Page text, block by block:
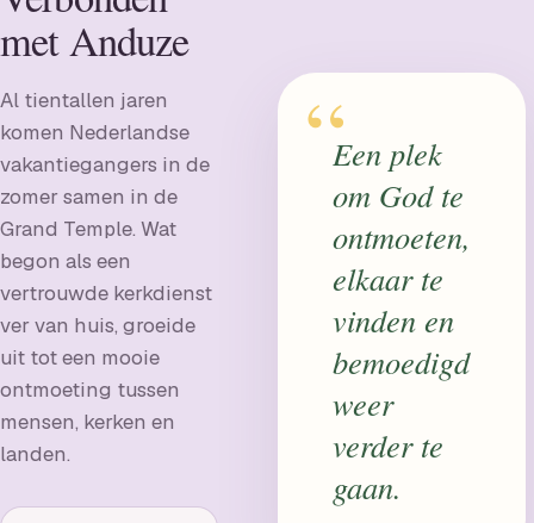
met Anduze
Al tientallen jaren
komen Nederlandse
vakantiegangers in de
zomer samen in de
Grand Temple. Wat
begon als een
vertrouwde kerkdienst
ver van huis, groeide
uit tot een mooie
ontmoeting tussen
mensen, kerken en
landen.
“Een plek
om God te
ontmoeten,
elkaar te
vinden en
bemoedigd
weer
verder te
gaan.